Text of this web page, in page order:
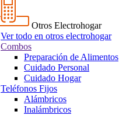
Otros Electrohogar
Ver todo en otros electrohogar
Combos
Preparación de Alimentos
Cuidado Personal
Cuidado Hogar
Teléfonos Fijos
Alámbricos
Inalámbricos